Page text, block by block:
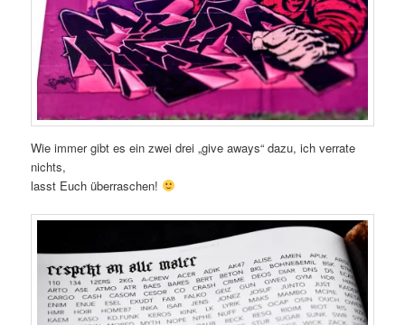
Wie immer gibt es ein zwei drei „give aways“ dazu, ich verrate
nichts,
lasst Euch überraschen!